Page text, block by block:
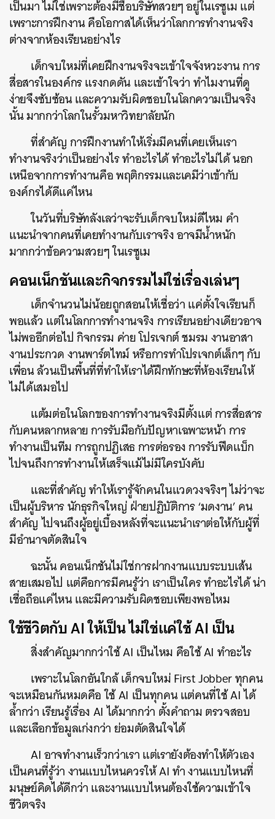
เป็นมา ไม่ใช่เพราะต้องมีชื่อบริษัทสวยๆ อยู่ในเรซูเม แต่
เพราะการฝึกงาน คือโอกาสได้เห็นว่าโลกการทำงานจริง
ต่างจากห้องเรียนอย่างไร
เด็กจบใหม่ที่เคยฝึกงานจริงจะเข้าใจจังหวะงาน การ
สื่อสารในองค์กร แรงกดดัน และเข้าใจว่า ทำไมงานที่ดู
ง่ายจึงซับซ้อน และความรับผิดชอบในโลกความเป็นจริง
นั้น มากกว่าโลกในรั้วมหาวิทยาลัยนัก
ที่สำคัญ การฝึกงานทำให้เริ่มมีคนที่เคยเห็นเรา
ทำงานจริงว่าเป็นอย่างไร ทำอะไรได้ ทำอะไรไม่ได้ นอก
เหนือจากการทำงานคือ พฤติกรรมและเคมีว่าเข้ากับ
องค์กรได้ดีแค่ไหน
ในวันที่บริษัทลังเลว่าจะรับเด็กจบใหม่ดีไหม คำ
แนะนำจากคนที่เคยทำงานกับเราจริง อาจมีน้ำหนัก
มากกว่าข้อความสวยๆ ในเรซูเม
คอนเน็กชันและกิจกรรมไม่ใช่เรื่องเล่นๆ
เด็กจำนวนไม่น้อยถูกสอนให้เชื่อว่า แค่ตั้งใจเรียนก็
พอแล้ว แต่ในโลกการทำงานจริง การเรียนอย่างเดียวอาจ
ไม่พออีกต่อไป กิจกรรม ค่าย โปรเจกต์ ชมรม งานอาสา
งานประกวด งานพาร์ตไทม์ หรือการทำโปรเจกต์เล็กๆ กับ
เพื่อน ล้วนเป็นพื้นที่ที่ทำให้เราได้ฝึกทักษะที่ห้องเรียนให้
ไม่ได้เสมอไป
แต้มต่อในโลกของการทำงานจริงมีตั้งแต่ การสื่อสาร
กับคนหลากหลาย การรับมือกับปัญหาเฉพาะหน้า การ
ทำงานเป็นทีม การถูกปฏิเสธ การต่อรอง การรับฟีดแบ็ก
ไปจนถึงการทำงานให้เสร็จแม้ไม่มีใครบังคับ
และที่สำคัญ ทำให้เรารู้จักคนในแวดวงจริงๆ ไม่ว่าจะ
เป็นผู้บริหาร นักธุรกิจใหญ่ ฝ่ายปฏิบัติการ ‘มดงาน’ คน
สำคัญ ไปจนถึงผู้อยู่เบื้องหลังที่จะแนะนำเราต่อให้กับผู้ที่
มีอำนาจตัดสินใจ
ฉะนั้น คอนเน็กชันไม่ใช่การฝากงานแบบระบบเส้น
สายเสมอไป แต่คือการมีคนรู้ว่า เราเป็นใคร ทำอะไรได้ น่า
เชื่อถือแค่ไหน และมีความรับผิดชอบเพียงพอไหม
ใช้ชีวิตกับ AI ให้เป็น ไม่ใช่แค่ใช้ AI เป็น
สิ่งสำคัญมากกว่าใช้ AI เป็นไหม คือใช้ AI ทำอะไร
เพราะในโลกอันใกล้ เด็กจบใหม่ First Jobber ทุกคน
จะเหมือนกันหมดคือ ใช้ AI เป็นทุกคน แต่คนที่ใช้ AI ได้
ล้ำกว่า เรียนรู้เรื่อง AI ได้มากกว่า ตั้งคำถาม ตรวจสอบ
และเลือกข้อมูลเก่งกว่า ย่อมตัดสินใจได้
AI อาจทำงานเร็วกว่าเรา แต่เรายังต้องทำให้ตัวเอง
เป็นคนที่รู้ว่า งานแบบไหนควรให้ AI ทำ งานแบบไหนที่
มนุษย์คิดได้ดีกว่า และงานแบบไหนต้องใช้ความเข้าใจ
ชีวิตจริง
SHARE TWEET